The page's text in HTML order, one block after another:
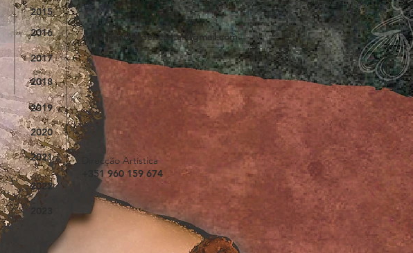
2015
2016
2017
email: lendiasdencantar@gmail.com
2018
2019
2020
2021
2022
Direcção Artística
+351 960 159 674